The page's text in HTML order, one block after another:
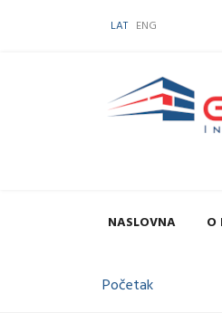
LAT ENG
NASLOVNA O
Početak